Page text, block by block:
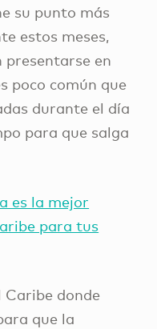
su punto más
estos meses,
presentarse en
poco común que
durante el día
para que salga
es la mejor
para tus
Caribe donde
que la